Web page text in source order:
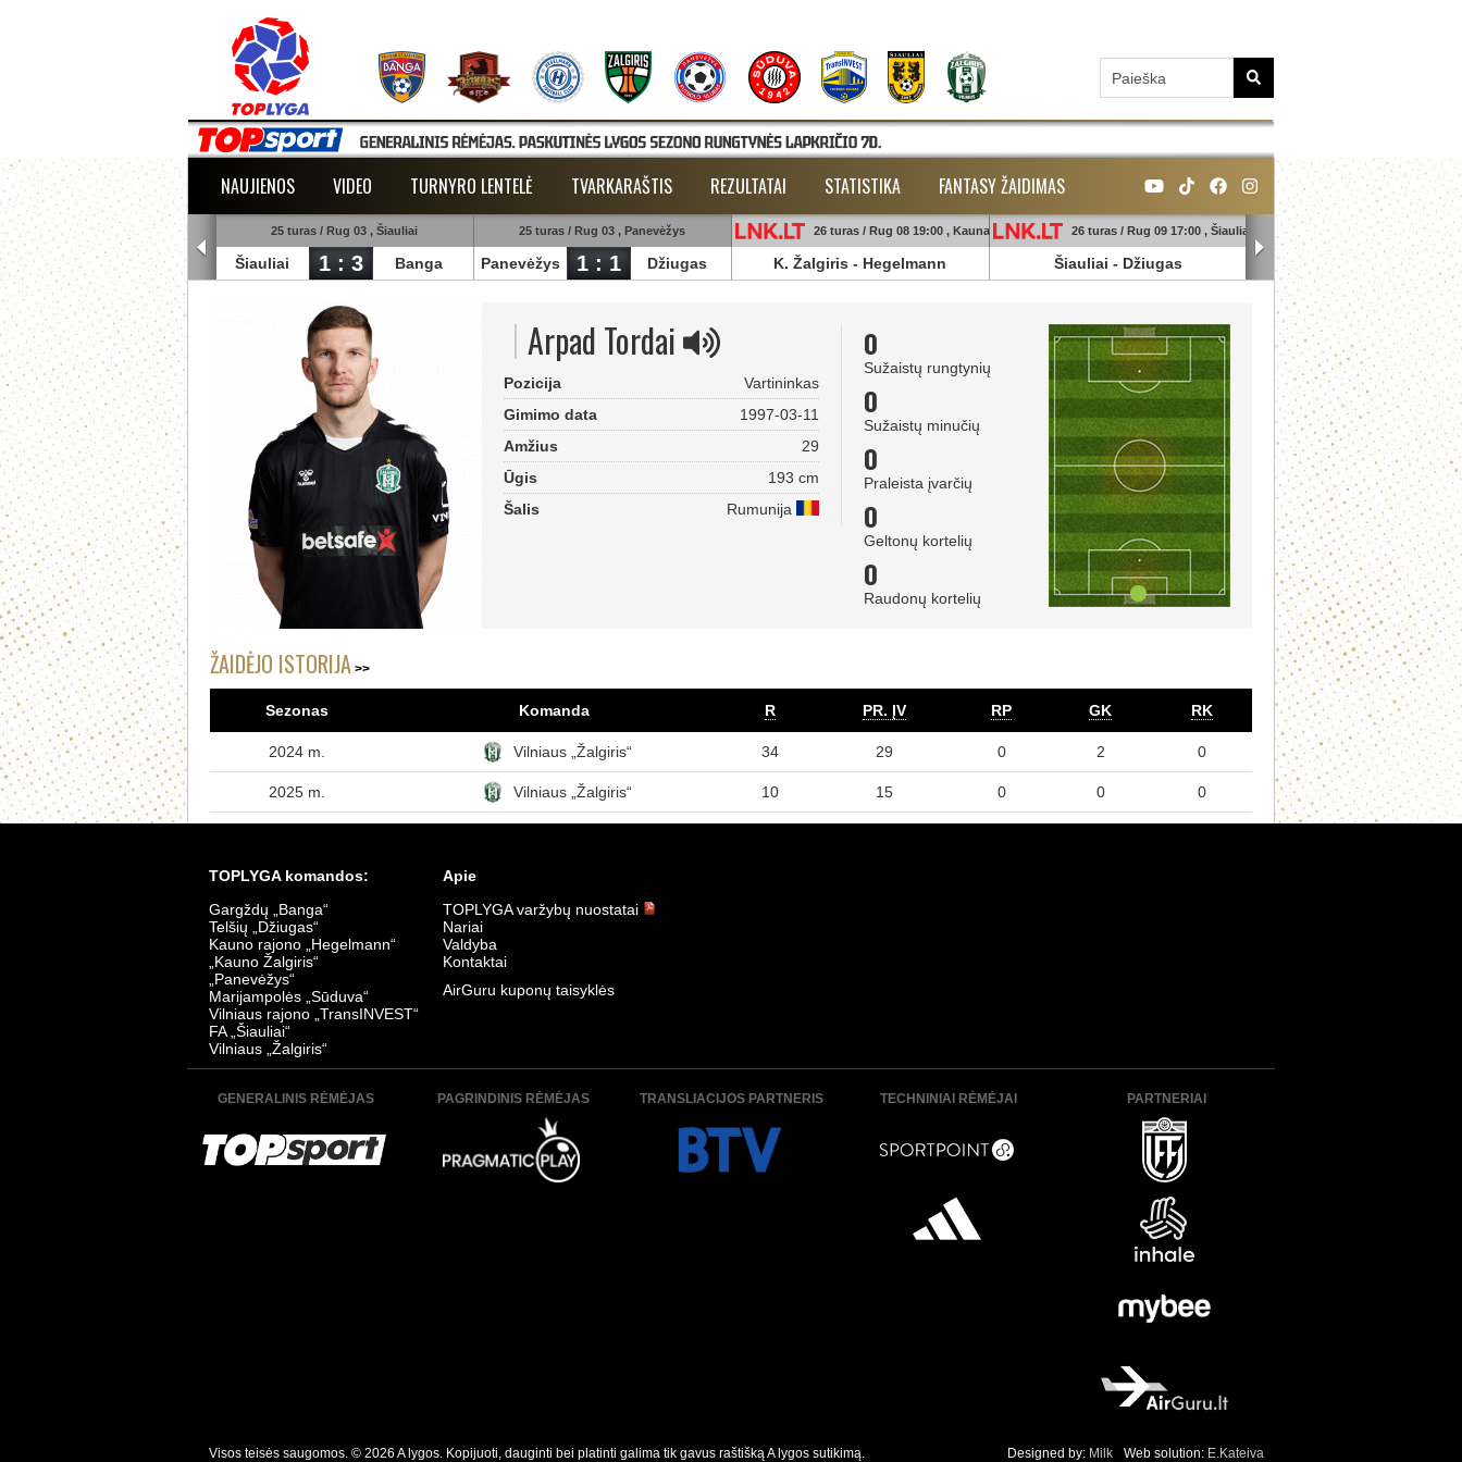
NAUJIENOS VIDEO TURNYRO LENTELĖ TVARKARAŠTIS REZULTATAI STATISTIKA FANTASY ŽAIDIMAS
turas / Rug 02 , Raudondvaris
1 : 2 TransInvest
25 turas / Rug 03 , Šiauliai
Šiauliai 1 : 3 Banga
25 turas / Rug 03 , Panevėžys
Panevėžys 1 : 1 Džiugas
26 turas / Rug 08 19:00 , Kaunas
K. Žalgiris - Hegelmann
26 turas / Rug 09 17:00 , Šiauliai
Šiauliai - Džiugas
26 turas / Rug 09 18:45 ,
Banga Sūduva
Arpad Tordai
Pozicija
Vartininkas
Gimimo data
1997-03-11
Amžius
29
Ūgis
193 cm
Šalis
Rumunija
0
Sužaistų rungtynių
0
Sužaistų minučių
0
Praleista įvarčių
0
Geltonų kortelių
0
Raudonų kortelių
ŽAIDĖJO ISTORIJA
Sezonas Komanda R PR. ĮV RP GK RK
2024 m. Vilniaus „Žalgiris“ 34 29 0 2 0
2025 m. Vilniaus „Žalgiris“ 10 15 0 0 0
TOPLYGA komandos:
Gargždų „Banga“
Telšių „Džiugas“
Kauno rajono „Hegelmann“
„Kauno Žalgiris“
„Panevėžys“
Marijampolės „Sūduva“
Vilniaus rajono „TransINVEST“
FA „Šiauliai“
Vilniaus „Žalgiris“
Apie
TOPLYGA varžybų nuostatai
Nariai
Valdyba
Kontaktai
AirGuru kuponų taisyklės
GENERALINIS RĖMĖJAS PAGRINDINIS RĖMĖJAS TRANSLIACIJOS PARTNERIS TECHNINIAI RĖMĖJAI PARTNERIAI
Visos teisės saugomos. © 2026 A lygos. Kopijuoti, dauginti bei platinti galima tik gavus raštišką A lygos sutikimą. Web solution: E.Kateiva
Designed by: Milk